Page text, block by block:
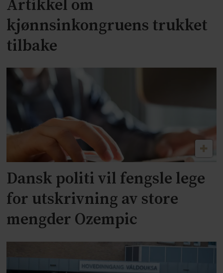
Artikkel om
kjønnsinkongruens trukket
tilbake
Dansk politi vil fengsle lege
for utskrivning av store
mengder Ozempic